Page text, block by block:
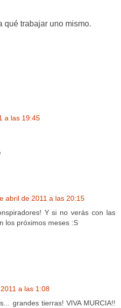
qué trabajar uno mismo.
a las 19:45
abril de 2011 a las 20:15
Y si no verás con las
los próximos meses :S
a las 1:08
grandes tierras! VIVA MURCIA!!